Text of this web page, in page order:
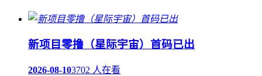
新项目零撸（星际宇宙）首码已出
2026-08-103702 人在看